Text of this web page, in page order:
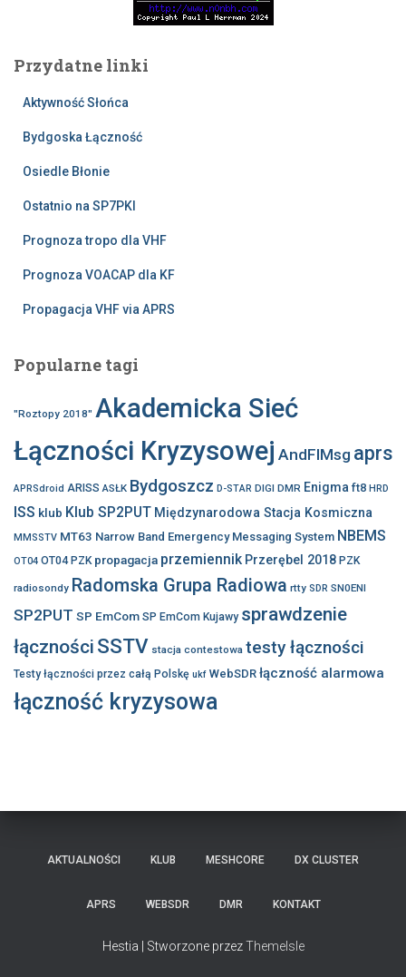
Przydatne linki
Aktywność Słońca
Bydgoska Łączność
Osiedle Błonie
Ostatnio na SP7PKI
Prognoza tropo dla VHF
Prognoza VOACAP dla KF
Propagacja VHF via APRS
Popularne tagi
"Roztopy 2018" Akademicka Sieć
Łączności Kryzysowej AndFlMsg aprs
APRSdroid ARISS ASŁK Bydgoszcz D-STAR DIGI DMR Enigma ft8 HRD
ISS klub Klub SP2PUT Międzynarodowa Stacja Kosmiczna
MMSSTV MT63 Narrow Band Emergency Messaging System NBEMS
OT04 OT04 PZK propagacja przemiennik Przerębel 2018 PZK
radiosondy Radomska Grupa Radiowa rtty SDR SN0ENI
SP2PUT SP EmCom SP EmCom Kujawy sprawdzenie
łączności SSTV stacja contestowa testy łączności
Testy łączności przez całą Polskę ukf WebSDR łączność alarmowa
łączność kryzysowa
AKTUALNOŚCI KLUB MESHCORE DX CLUSTER
APRS WEBSDR DMR KONTAKT
Hestia | Stworzone przezThemeIsle